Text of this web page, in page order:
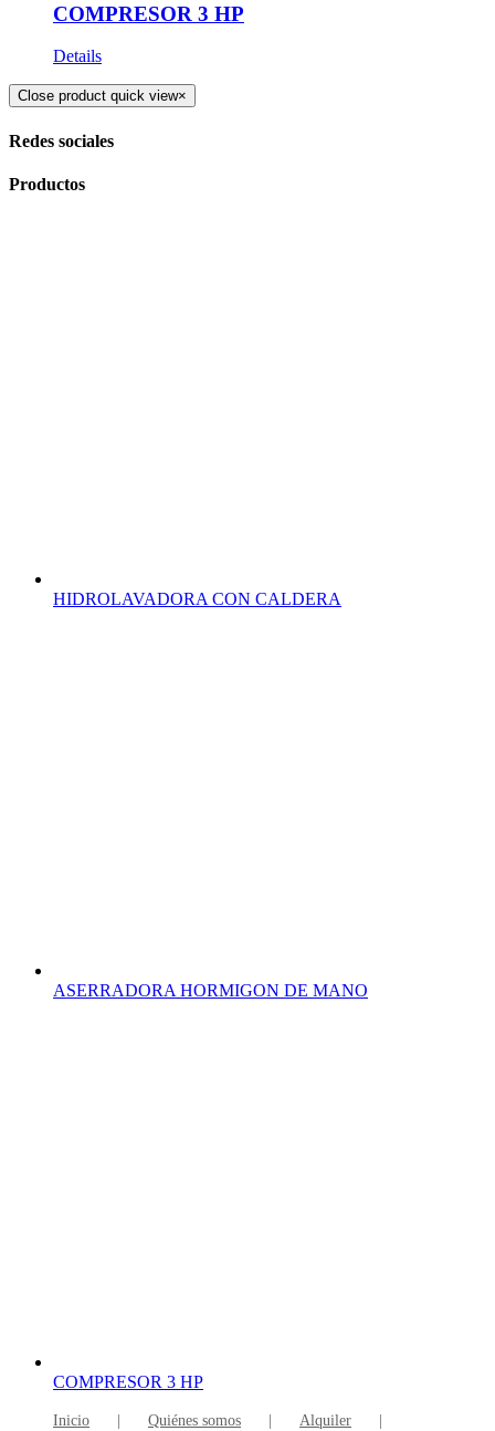
COMPRESOR 3 HP
Details
Close product quick view×
Redes sociales
Productos
HIDROLAVADORA CON CALDERA
ASERRADORA HORMIGON DE MANO
COMPRESOR 3 HP
Inicio Quiénes somos
Alquiler